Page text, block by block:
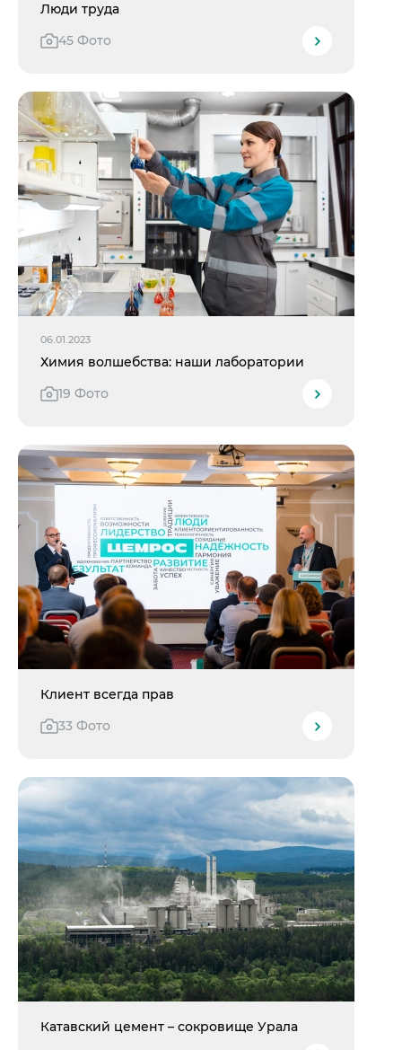
Люди труда
45 Фото
06.01.2023
Химия волшебства: наши лаборатории
19 Фото
Клиент всегда прав
33 Фото
Катавский цемент – сокровище Урала